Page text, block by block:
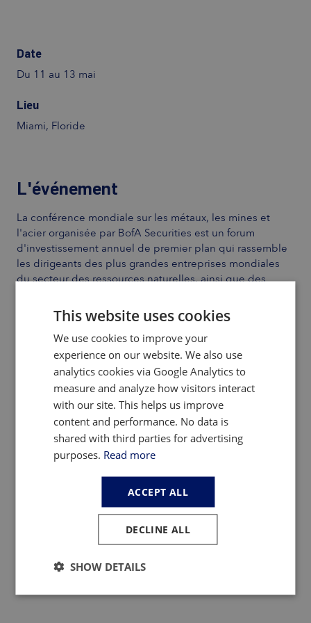
Date
Du 11 au 13 mai
Lieu
Miami, Floride
L'événement
La conférence mondiale sur les métaux, les mines et
l'acier organisée par BofA Securities est un forum
d'investissement annuel de premier plan qui rassemble
les dirigeants des plus grandes entreprises mondiales
du secteur des ressources naturelles, ainsi que des
Ryan Castilloux, directeur général d'Adamas Intelligence,
participera à une table ronde sur les terres rares le 13
Contactez-nouspour fixer un rendez-vous.
This website uses cookies
We use cookies to improve your
experience on our website. We also use
analytics cookies via Google Analytics to
measure and analyze how visitors interact
with our site. This helps us improve
content and performance. No data is
shared with third parties for advertising
purposes. Read more
ACCEPT ALL
DECLINE ALL
SHOW DETAILS